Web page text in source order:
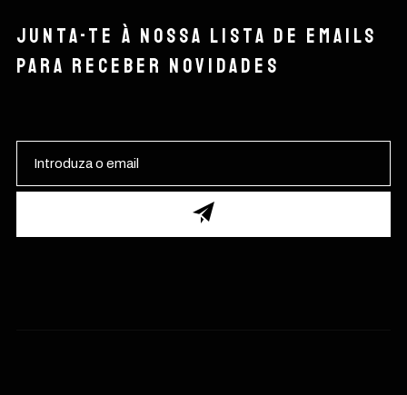
Junta-te à nossa lista de emails
para receber novidades